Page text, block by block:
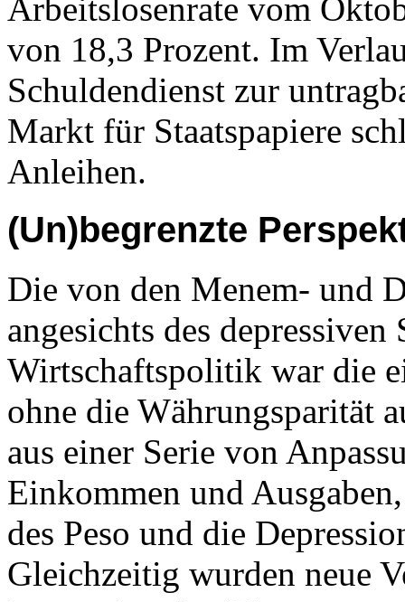
Arbeitslosenrate vom
von 18,3 Prozent. Im
Schuldendienst zur
Markt für Staatspapiere
Anleihen.
(Un)begrenzte
Die von den Menem- und
angesichts des depressiven
Wirtschaftspolitik war die
ohne die Währungsparität
aus einer Serie von
Einkommen und
des Peso und die
Gleichzeitig wurden neue